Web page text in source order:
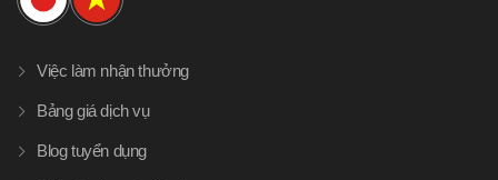
Việc làm nhận thưởng
Bảng giá dịch vụ
Blog tuyển dụng